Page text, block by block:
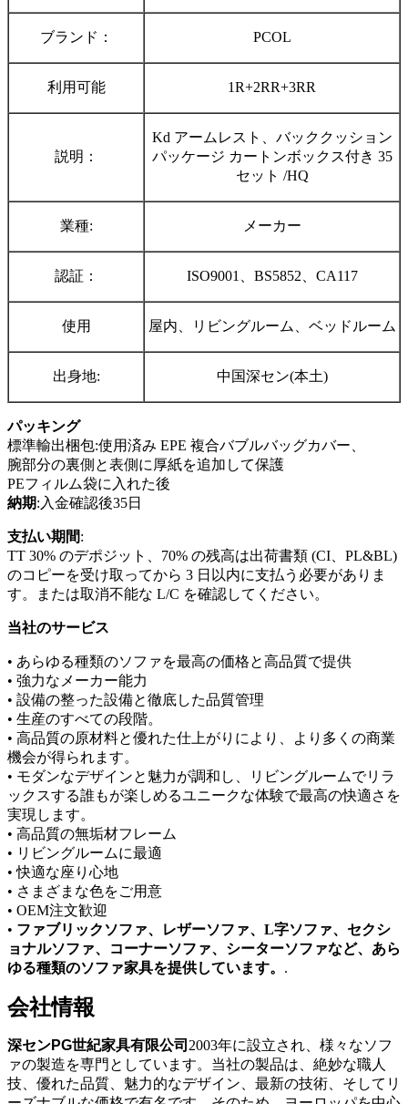
ブランド： PCOL
利用可能 1R+2RR+3RR
説明：
Kd アームレスト、バッククッション
パッケージ カートンボックス付き 35
セット /HQ
業種: メーカー
認証： ISO9001、BS5852、CA117
使用 屋内、リビングルーム、ベッドルーム
出身地: 中国深セン(本土)
パッキング
標準輸出梱包:使用済み EPE 複合バブルバッグカバー、
腕部分の裏側と表側に厚紙を追加して保護
PEフィルム袋に入れた後
納期:入金確認後35日
支払い期間:
TT 30% のデポジット、70% の残高は出荷書類 (CI、PL&BL)
のコピーを受け取ってから 3 日以内に支払う必要がありま
す。または取消不能な L/C を確認してください。
当社のサービス
• あらゆる種類のソファを最高の価格と高品質で提供
• 強力なメーカー能力
• 設備の整った設備と徹底した品質管理
• 生産のすべての段階。
• 高品質の原材料と優れた仕上がりにより、より多くの商業
機会が得られます。
• モダンなデザインと魅力が調和し、リビングルームでリラ
ックスする誰もが楽しめるユニークな体験で最高の快適さを
実現します。
• 高品質の無垢材フレーム
• リビングルームに最適
• 快適な座り心地
• さまざまな色をご用意
• OEM注文歓迎
• ファブリックソファ、レザーソファ、L字ソファ、セクシ
ョナルソファ、コーナーソファ、シーターソファなど、あら
ゆる種類のソファ家具を提供しています。 .
会社情報
深センPG世紀家具有限公司 2003年に設立され、様々なソフ
ァの製造を専門としています。当社の製品は、絶妙な職人
技、優れた品質、魅力的なデザイン、最新の技術、そしてリ